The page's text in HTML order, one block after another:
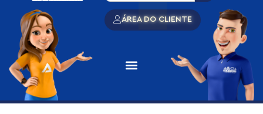
ÁREA DO CLIENTE